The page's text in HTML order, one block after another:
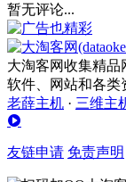
暂无评论...
大淘客网收集精品
软件、网站和各类
老薛主机 · 三维主
友链申请 免责声明